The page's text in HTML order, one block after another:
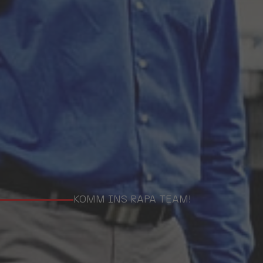
KOMM INS RAPA TEAM!